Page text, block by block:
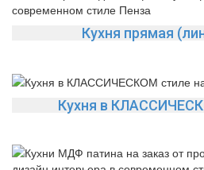
Кухня прямая
Кухня в